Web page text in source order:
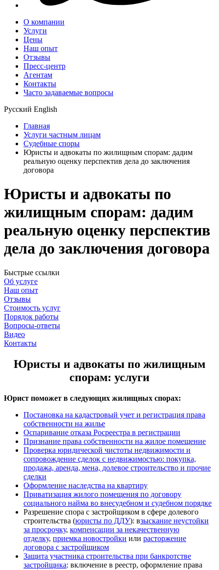
О компании
Услуги
Цены
Наш опыт
Отзывы
Пресс-центр
Агентам
Контакты
Часто задаваемые вопросы
Русский English
Главная
Услуги частным лицам
Судебные споры
Юристы и адвокаты по жилищным спорам: дадим
реальную оценку перспектив дела до заключения
договора
Юристы и адвокаты по
жилищным спорам: дадим
реальную оценку перспектив
дела до заключения договора
Быстрые ссылки
Об услуге
Наш опыт
Отзывы
Стоимость услуг
Порядок работы
Вопросы-ответы
Видео
Контакты
Юристы и адвокаты по жилищным
спорам: услуги
Юрист поможет в следующих жилищных спорах:
Постановка на кадастровый учет и регистрация права
собственности на жилье
Оспаривание отказа Росреестра в регистрации
Признание права собственности на жилое помещение
Проверка юридической чистоты недвижимости и
сопровождение сделок с недвижимостью: покупка,
продажа, аренда, мена, долевое строительство и прочие
сделки
Оформление наследства на квартиру
Приватизация жилого помещения по договору
социального найма во внесудебном и судебном порядке
Разрешение спора с застройщиком в сфере долевого
строительства (юристы по ДДУ): взыскание неустойки
за просрочку, компенсации за некачественную
отделку, приемка новостройки или расторжение
договора с застройщиком
Защита участника строительства при банкротстве
застройщика: включение в реестр, оформление права